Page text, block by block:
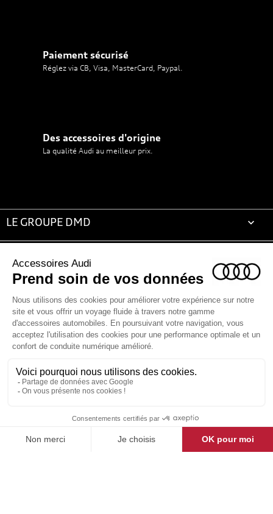
Paiement sécurisé
Réglez via CB, Visa, MasterCard, Paypal.
Des accessoires d'origine
La qualité Audi au meilleur prix.
LE GROUPE DMD 
LA BOUTIQUE
ESPACE CLIENT
CONTACT & AIDE
© Groupe DMD 2025
Pensez à covoiturer
#SeDeplacerMoinsPolluer